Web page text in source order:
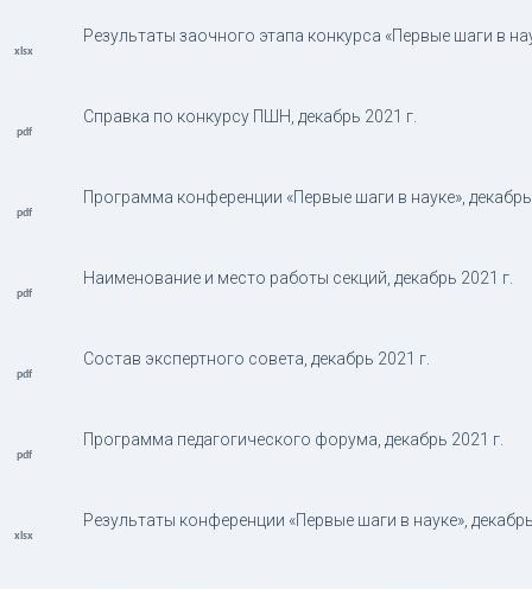
Результаты заочного этапа конкурса «Первые шаги в
Справка по конкурсу ПШН, декабрь 2021 г.
Программа конференции «Первые шаги в науке»,
Наименование и место работы секций, декабрь 2021 г.
Состав экспертного совета, декабрь 2021 г.
Программа педагогического форума, декабрь 2021 г.
Результаты конференции «Первые шаги в науке»,